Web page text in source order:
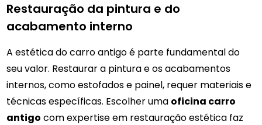
Restauração da pintura e do
acabamento interno
A estética do carro antigo é parte fundamental do
seu valor. Restaurar a pintura e os acabamentos
internos, como estofados e painel, requer materiais e
técnicas específicas. Escolher uma oficina carro
antigo com expertise em restauração estética faz